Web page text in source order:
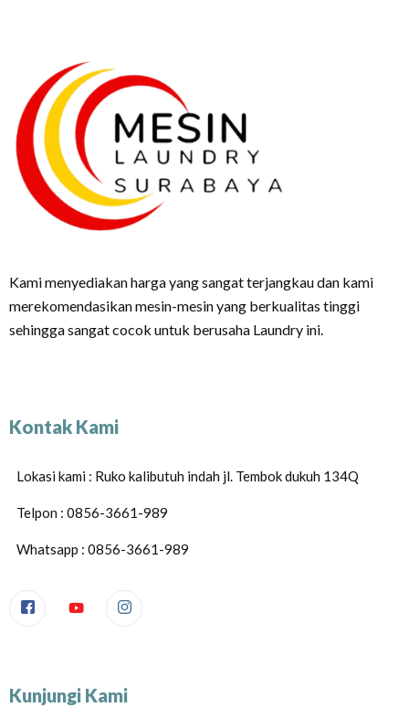
Kami menyediakan harga yang sangat terjangkau dan kami
merekomendasikan mesin-mesin yang berkualitas tinggi
sehingga sangat cocok untuk berusaha Laundry ini.
Kontak Kami
Lokasi kami : Ruko kalibutuh indah jl. Tembok dukuh 134Q
Telpon : 0856-3661-989
Whatsapp : 0856-3661-989
Kunjungi Kami